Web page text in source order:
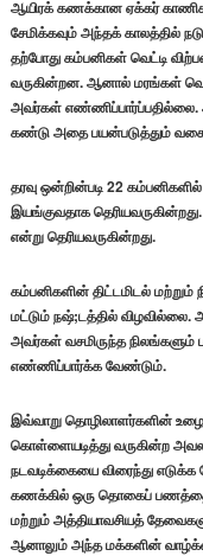
ஆயிரக் கணக்கான ஏக்கர்
சேமிக்கவும் அந்தக் காலத்தில்
தற்போது கம்பனிகள் வெட்டி
வருகின்றன. ஆனால் மரங்கள்
அவர்கள்
கண்டு அதை பயன்படுத்தும்
தரவு ஒன்றின்படி 22
இயங்குவதாக
என்று தெரியவருகின்றது.
கம்பனிகளின் திட்டமிடல்
மட்டும் நஷ்;டத்தில் விழவில்லை.
அவர்கள் வசமிருந்த நிலங்களும்
எண்ணிப்பார்க்க வேண்டும்.
இவ்வாறு தொழிலாளர்களின்
கொள்ளையடித்து வருகின்ற
நடவடிக்கையை விரைந்து
கணக்கில் ஒரு தொகைப் பணத்தை
மற்றும் அத்தியாவசியத்
ஆனாலும் அந்த மக்களின்